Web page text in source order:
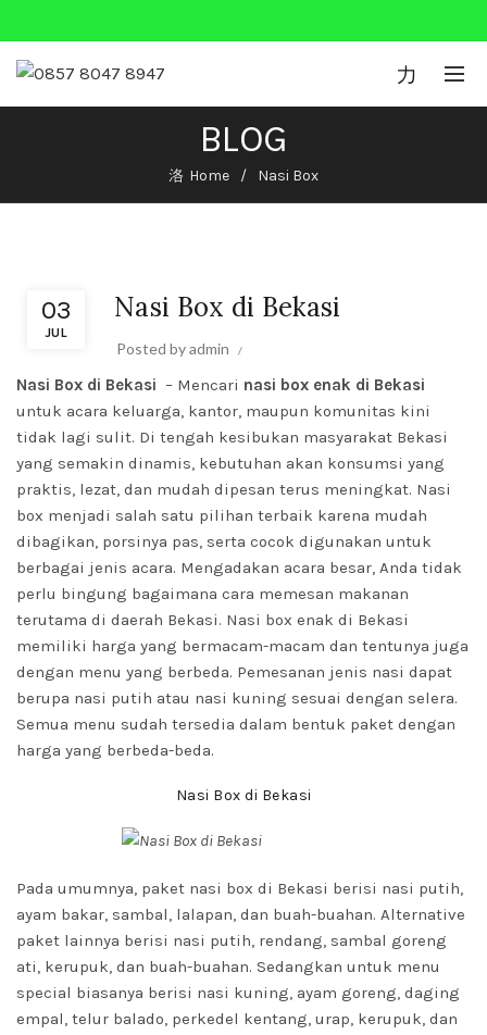
BLOG
Home Nasi Box
03
JUL
Nasi Box di Bekasi
Posted byadmin
Nasi Box di Bekasi – Mencari nasi box enak di Bekasi
untuk acara keluarga, kantor, maupun komunitas kini
tidak lagi sulit. Di tengah kesibukan masyarakat Bekasi
yang semakin dinamis, kebutuhan akan konsumsi yang
praktis, lezat, dan mudah dipesan terus meningkat. Nasi
box menjadi salah satu pilihan terbaik karena mudah
dibagikan, porsinya pas, serta cocok digunakan untuk
berbagai jenis acara. Mengadakan acara besar, Anda tidak
perlu bingung bagaimana cara memesan makanan
terutama di daerah Bekasi. Nasi box enak di Bekasi
memiliki harga yang bermacam-macam dan tentunya juga
dengan menu yang berbeda. Pemesanan jenis nasi dapat
berupa nasi putih atau nasi kuning sesuai dengan selera.
Semua menu sudah tersedia dalam bentuk paket dengan
harga yang berbeda-beda.
Nasi Box di Bekasi
Pada umumnya, paket nasi box di Bekasi berisi nasi putih,
ayam bakar, sambal, lalapan, dan buah-buahan. Alternative
paket lainnya berisi nasi putih, rendang, sambal goreng
ati, kerupuk, dan buah-buahan. Sedangkan untuk menu
special biasanya berisi nasi kuning, ayam goreng, daging
empal, telur balado, perkedel kentang, urap, kerupuk, dan